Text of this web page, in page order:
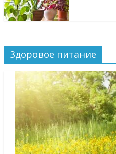
Здоровое питание